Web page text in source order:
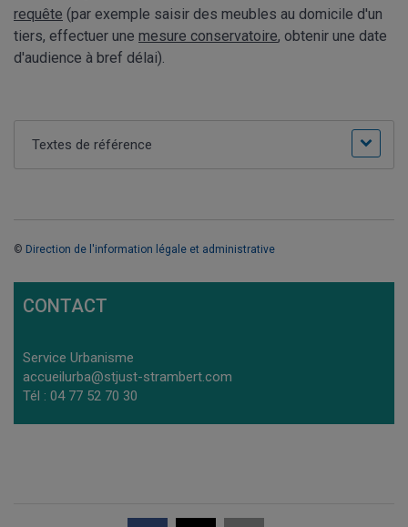
requête (par exemple saisir des meubles au domicile d'un
tiers, effectuer une mesure conservatoire, obtenir une date
d'audience à bref délai).
Textes de référence
© Direction de l'information légale et administrative
CONTACT
Service Urbanisme
accueilurba@stjust-strambert.com
Tél : 04 77 52 70 30